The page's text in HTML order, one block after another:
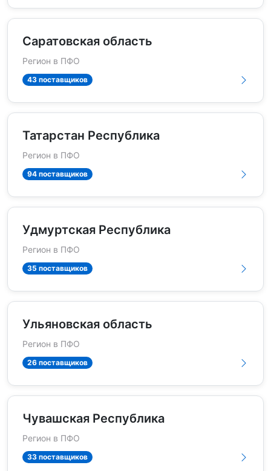
Саратовская область
Регион в ПФО
43 поставщиков
Татарстан Республика
Регион в ПФО
94 поставщиков
Удмуртская Республика
Регион в ПФО
35 поставщиков
Ульяновская область
Регион в ПФО
26 поставщиков
Чувашская Республика
Регион в ПФО
33 поставщиков